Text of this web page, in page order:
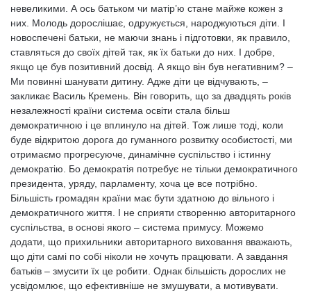
невеликими. А ось батьком чи матір’ю стане майже кожен з
них. Молодь дорослішає, одружується, народжуються діти. І
новоспечені батьки, не маючи знань і підготовки, як правило,
ставляться до своїх дітей так, як їх батьки до них. І добре,
якщо це був позитивний досвід. А якщо він був негативним? –
Ми повинні шанувати дитину. Адже діти це відчувають, –
закликає Василь Кремень. Він говорить, що за двадцять років
незалежності країни система освіти стала більш
демократичною і це вплинуло на дітей. Тож лише тоді, коли
буде відкритою дорога до гуманного розвитку особистості, ми
отримаємо прогресуюче, динамічне суспільство і істинну
демократію. Бо демократія потребує не тільки демократичного
президента, уряду, парламенту, хоча це все потрібно.
Більшість громадян країни має бути здатною до вільного і
демократичного життя. І не сприяти створенню авторитарного
суспільства, в основі якого – система примусу. Можемо
додати, що прихильники авторитарного виховання вважають,
що діти самі по собі ніколи не хочуть працювати. А завдання
батьків – змусити їх це робити. Однак більшість дорослих не
усвідомлює, що ефективніше не змушувати, а мотивувати.